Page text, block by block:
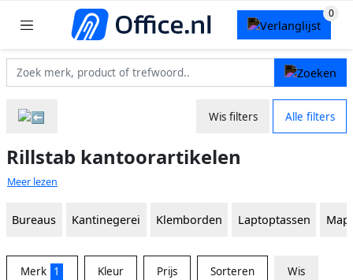
Wis filters Alle filters
Rillstab kantoorartikelen
Meer lezen
Bureaus Kantinegerei Klemborden Laptoptassen
Merk 1 Kleur Prijs Sorteren Wis